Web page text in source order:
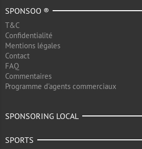
SPONSOO ®
T&C
Confidentialité
Mentions légales
Contact
FAQ
Commentaires
Programme d'agents commerciaux
SPONSORING LOCAL
SPORTS